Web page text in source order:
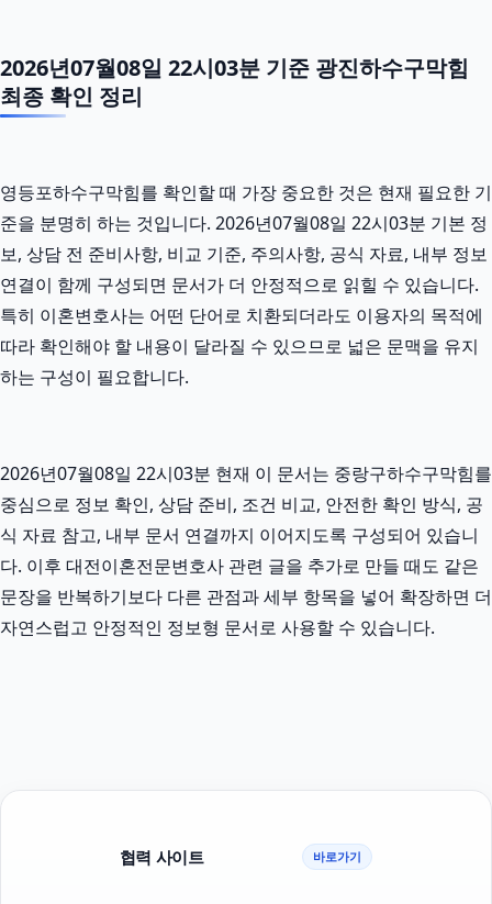
2026년07월08일 22시03분 기준 광진하수구막힘
최종 확인 정리
영등포하수구막힘를 확인할 때 가장 중요한 것은 현재 필요한 기
준을 분명히 하는 것입니다. 2026년07월08일 22시03분 기본 정
보, 상담 전 준비사항, 비교 기준, 주의사항, 공식 자료, 내부 정보
연결이 함께 구성되면 문서가 더 안정적으로 읽힐 수 있습니다.
특히 이혼변호사는 어떤 단어로 치환되더라도 이용자의 목적에
따라 확인해야 할 내용이 달라질 수 있으므로 넓은 문맥을 유지
하는 구성이 필요합니다.
2026년07월08일 22시03분 현재 이 문서는 중랑구하수구막힘를
중심으로 정보 확인, 상담 준비, 조건 비교, 안전한 확인 방식, 공
식 자료 참고, 내부 문서 연결까지 이어지도록 구성되어 있습니
다. 이후 대전이혼전문변호사 관련 글을 추가로 만들 때도 같은
문장을 반복하기보다 다른 관점과 세부 항목을 넣어 확장하면 더
자연스럽고 안정적인 정보형 문서로 사용할 수 있습니다.
협력 사이트 바로가기